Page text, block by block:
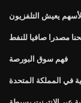
يعيش التلفزيون
مصدرا صافيا للنفط
فهم سوق البورصة
في المملكة المتحدة